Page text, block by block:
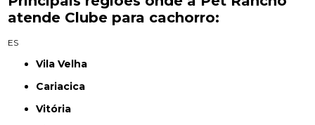
atende Clube para cachorro:
ES
Vila Velha
Cariacica
Vitória